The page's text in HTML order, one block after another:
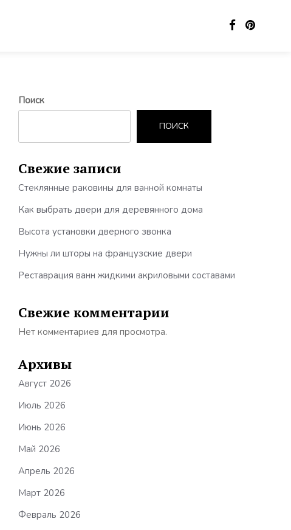
Поиск
ПОИСК
Свежие записи
Стеклянные раковины для ванной комнаты
Как выбрать двери для деревянного дома
Высота установки дверного звонка
Нужны ли шторы на французские двери
Реставрация ванн жидкими акриловыми составами
Свежие комментарии
Нет комментариев для просмотра.
Архивы
Август 2026
Июль 2026
Июнь 2026
Май 2026
Апрель 2026
Март 2026
Февраль 2026